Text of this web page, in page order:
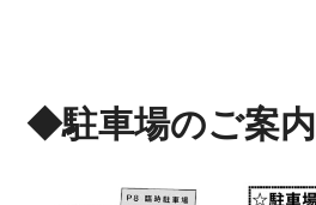
◆駐車場のご案内